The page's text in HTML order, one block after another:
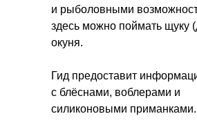
и рыболовными
здесь можно поймать щуку
окуня.
Гид предоставит
с блёснами, воблерами и
силиконовыми приманками.